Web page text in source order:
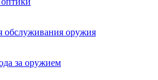
обслуживания оружия
за оружием